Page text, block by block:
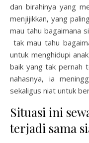
dan birahinya yang
menjijikkan, yang
mau tahu bagaimana
tak mau tahu
untuk menghidupi
baik yang tak pernah
nahasnya, ia
sekaligus niat untuk
Situasi ini
terjadi sama